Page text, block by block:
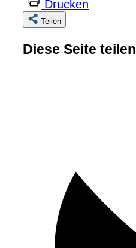
Drucken
Teilen
Diese Seite teilen